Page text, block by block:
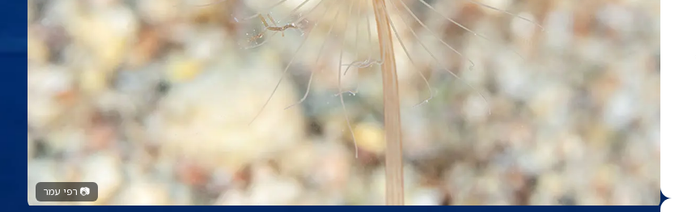
📷 רפי עמר